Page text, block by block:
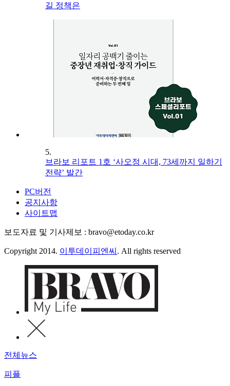
길 정책은
5.
브라보 리포트 1호 ‘사오정 시대, 73세까지 일하기
전략’ 발간
PC버전
공지사항
사이트맵
보도자료 및 기사제보 : bravo@etoday.co.kr
Copyright 2014. 이투데이피엔씨 . All rights reserved
전체뉴스
피플